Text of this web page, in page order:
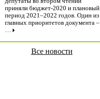
приняли бюджет-2020 и плановый
период 2021–2022 годов. Один из
главных приоритетов документа –
…
Все новости